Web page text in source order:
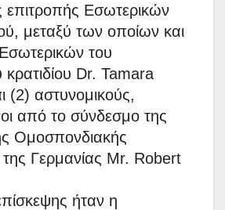
επιτροπής Εσωτερικών
μεταξύ των οποίων και
του
Dr. Tamara
(2) αστυνομικούς,
από το σύνδεσμο της
Ομοσπονδιακής
Γερμανίας Mr. Robert
ήταν η